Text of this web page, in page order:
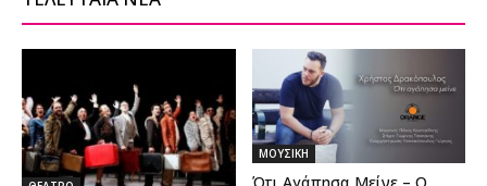
ΜΟΥΣΙΚΗ